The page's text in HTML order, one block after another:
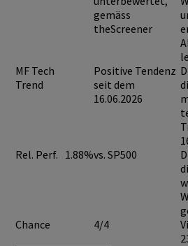
gemäss
theScreener
MF Tech
Trend
Positive Tendenz
seit dem
16.06.2026
Rel. Perf. 1.88%vs. SP500
Chance
4/4